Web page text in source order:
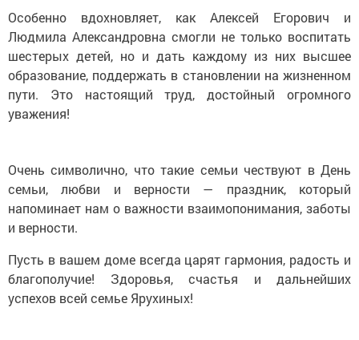
Особенно вдохновляет, как Алексей Егорович и
Людмила Александровна смогли не только воспитать
шестерых детей, но и дать каждому из них высшее
образование, поддержать в становлении на жизненном
пути. Это настоящий труд, достойный огромного
уважения!
Очень символично, что такие семьи чествуют в День
семьи, любви и верности — праздник, который
напоминает нам о важности взаимопонимания, заботы
и верности.
Пусть в вашем доме всегда царят гармония, радость и
благополучие! Здоровья, счастья и дальнейших
успехов всей семье Ярухиных!